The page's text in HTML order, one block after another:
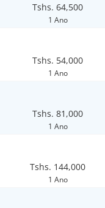
Tshs. 64,500
1 Ano
Tshs. 54,000
1 Ano
Tshs. 81,000
1 Ano
Tshs. 144,000
1 Ano